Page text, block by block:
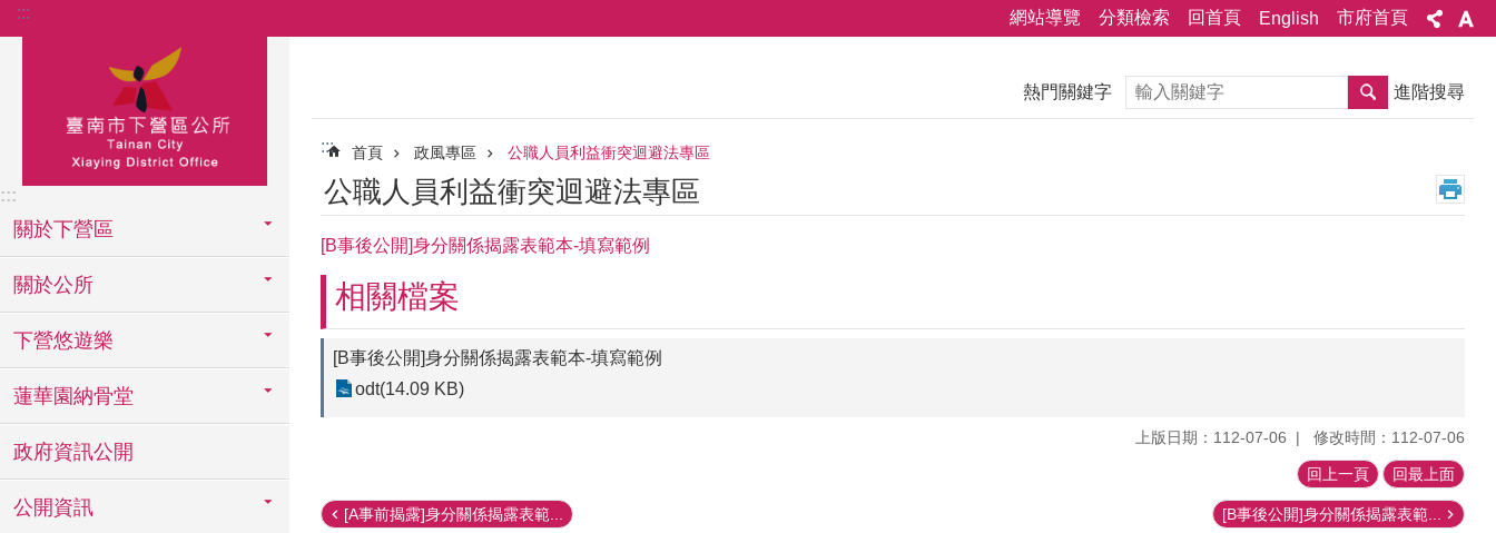
跳到主要內容區塊
::: 網站導覽 分類檢索 回首頁 English 市府首頁
:::
關於下營區
關於公所
下營悠遊樂
蓮華園納骨堂
政府資訊公開
公開資訊
熱門關鍵字 搜尋 進階搜尋
::: 首頁 政風專區 公職人員利益衝突迴避法專區
公職人員利益衝突迴避法專區
[B事後公開]身分關係揭露表範本-填寫範例
相關檔案
[B事後公開]身分關係揭露表範本-填寫範例
odt(14.09 KB)
上版日期：112-07-06 修改時間：112-07-06
回上一頁 回最上面
[A事前揭露]身分關係揭露表範... [B事後公開]身分關係揭露表範...